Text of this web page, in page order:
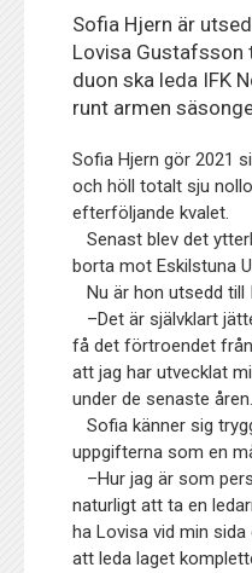
Sofia Hjern är
Lovisa Gustafsson
duon ska leda IFK
runt armen
Sofia Hjern gör 2021
och höll totalt sju
efterföljande kvalet.
Senast blev det
borta mot Eskilstuna
Nu är hon utsedd till
–Det är självklart
få det förtroendet
att jag har utvecklat
under de senaste åren.
Sofia känner sig
uppgifterna som en
–Hur jag är som
naturligt att ta en
ha Lovisa vid min
att leda laget